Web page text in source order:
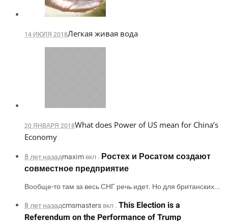
14 ИЮЛЯ 2018Легкая живая вода
20 ЯНВАРЯ 2018What does Power of US mean for China’s
Economy
8 лет назадmaximвкл . Ростех и Росатом создают
совместное предприятие
Вообще-то там за весь СНГ речь идет. Но для британских...
8 лет назадcmsmastersвкл .This Election is a
Referendum on the Performance of Trump